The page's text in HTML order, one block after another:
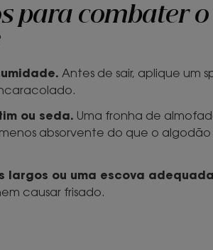
para combater
Antes de sair, aplique um
ou seda. Uma fronha de
absorvente do que o
largos ou uma escova
causar frisado.